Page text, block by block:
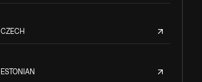
CZECH
ESTONIAN